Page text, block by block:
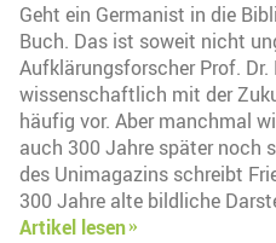
Geht ein Germanist in die
Buch. Das ist soweit nicht
Aufklärungsforscher Prof.
wissenschaftlich mit der
häufig vor. Aber manchmal
auch 300 Jahre später noch
des Unimagazins schreibt
300 Jahre alte bildliche
Artikel lesen